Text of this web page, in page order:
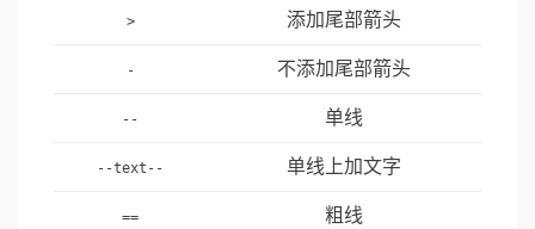
> 添加尾部箭头
- 不添加尾部箭头
-- 单线
--text-- 单线上加文字
== 粗线